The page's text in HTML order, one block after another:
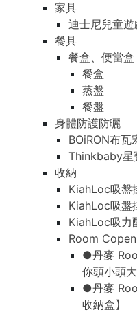
家具
迪士尼兒童遊
餐具
餐盒、便當盒
餐盒
蒸盤
餐盤
身體防護防曬
BOiRON布瓦
Thinkbaby星
收納
KiahLoc吸
KiahLoc吸盤
KiahLoc吸力
Room
●丹麥
你頭小頭大
●丹麥
收納盒】